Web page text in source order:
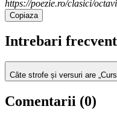
https://poezie.ro/clasici/
Copiaza
Intrebari
Câte strofe și versuri are
Comentarii (0)